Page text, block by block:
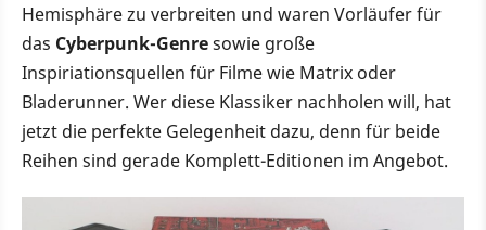
Hemisphäre zu verbreiten und waren Vorläufer für
das Cyberpunk-Genresowie große
Inspiriationsquellen für Filme wie Matrix oder
Bladerunner. Wer diese Klassiker nachholen will, hat
jetzt die perfekte Gelegenheit dazu, denn für beide
Reihen sind gerade Komplett-Editionen im Angebot.